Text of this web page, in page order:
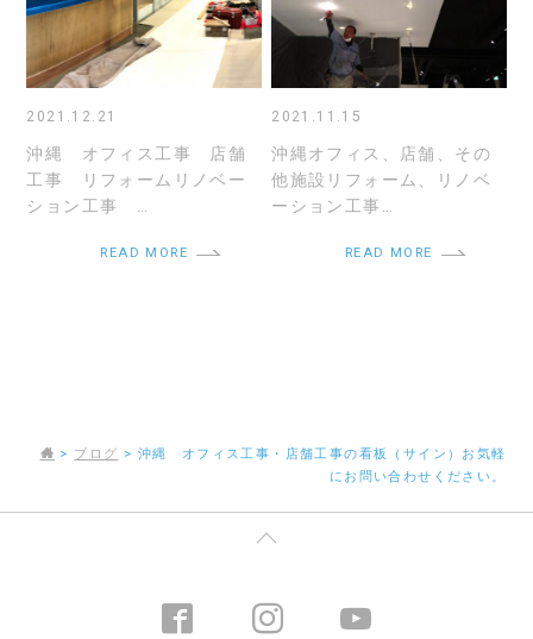
2021.12.21
沖縄 オフィス工事 店舗
工事 リフォームリノベー
ション工事 …
READ MORE
2021.11.15
沖縄オフィス、店舗、その
他施設リフォーム、リノベ
ーション工事…
READ MORE
> ブログ > 沖縄 オフィス工事・店舗工事の看板（サイン）お気軽
にお問い合わせください。